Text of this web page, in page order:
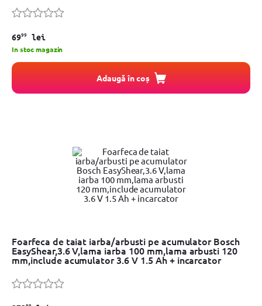
6999 lei
In stoc magazin
Adaugă în coș
Foarfeca de taiat iarba/arbusti pe acumulator Bosch
EasyShear,3.6 V,lama iarba 100 mm,lama arbusti 120
mm,include acumulator 3.6 V 1.5 Ah + incarcator